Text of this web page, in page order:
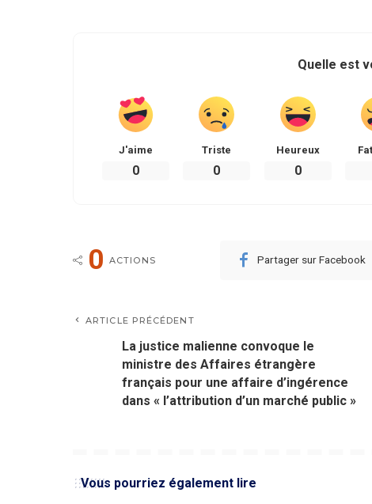
Quelle est
J'aime
0
Triste
0
Heureux
0
0 ACTIONS Partager sur Facebook
ARTICLE PRÉCÉDENT
La justice malienne convoque le
ministre des Affaires étrangère
français pour une affaire d’ingérence
dans « l’attribution d’un marché public »
Vous pourriez également lire